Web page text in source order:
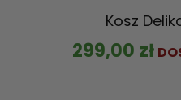
Kosz
299,00 zł